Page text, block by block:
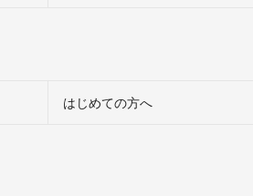
はじめての方へ